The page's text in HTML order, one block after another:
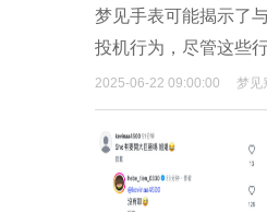
梦见手表可能揭示了
投机行为，尽管这些
2025-06-22 09:00:00 梦见